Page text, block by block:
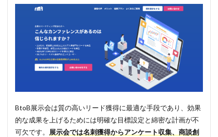
BtoB展示会は質の高いリード獲得に最適な手段であり、効果
的な成果を上げるためには明確な目標設定と綿密な計画が不
可欠です。
展示会では名刺獲得からアンケート収集、商談創